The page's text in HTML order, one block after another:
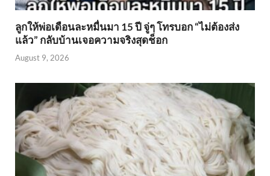
ลูกให้พ่อเดือนละหมื่นมา 15 ปี จู่ๆ โทรบอก “ไม่ต้องส่ง
แล้ว” กลับบ้านเจอความจริงสุดช็อก
August 9, 2026